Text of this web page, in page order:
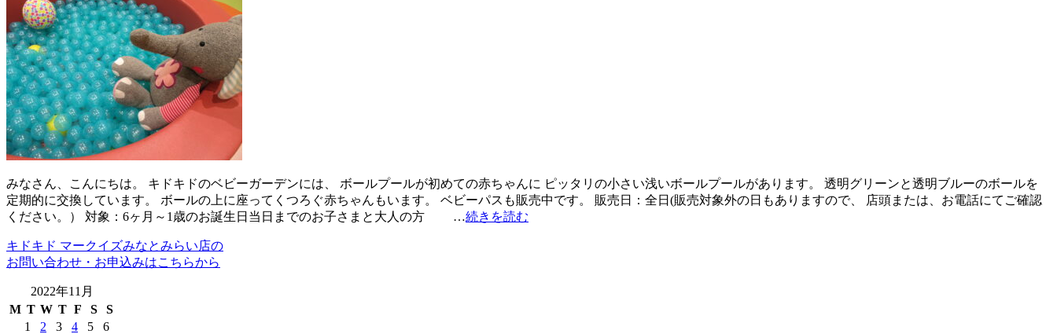
みなさん、こんにちは。 キドキドのベビーガーデンには、 ボールプールが初めての赤ちゃんに ピッタリの小さい浅いボールプールがあります。 透明グリーンと透明ブルーのボールを
定期的に交換しています。 ボールの上に座ってくつろぐ赤ちゃんもいます。 ベビーパスも販売中です。 販売日：全日(販売対象外の日もありますので、 店頭または、お電話にてご確認
ください。） 対象：6ヶ月～1歳のお誕生日当日までのお子さまと大人の方 …続きを読む
キドキド マークイズみなとみらい店の
お問い合わせ・お申込みはこちらから
2022年11月
M T W T F S
S
1
2 3 4 5
6